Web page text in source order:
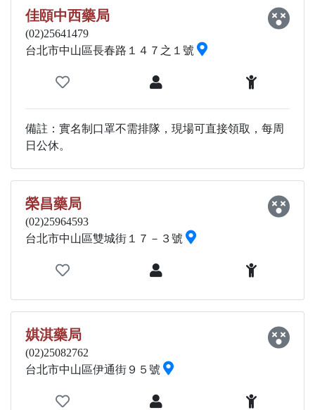
佳頤中西藥局
(02)25641479
台北市中山區長春路１４７之１號
備註：實名制口罩不需排隊，現場可直接領取，每周
日公休。
榮昌藥局
(02)25964593
台北市中山區雙城街１７－３號
娸淇藥局
(02)25082762
台北市中山區伊通街９５號